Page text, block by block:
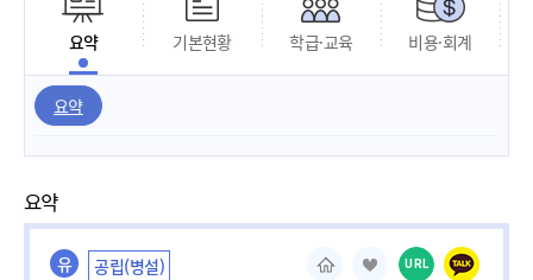
요약 기본현황 학급·교육 비용·회계
요약
요약
유 공립(병설) URL